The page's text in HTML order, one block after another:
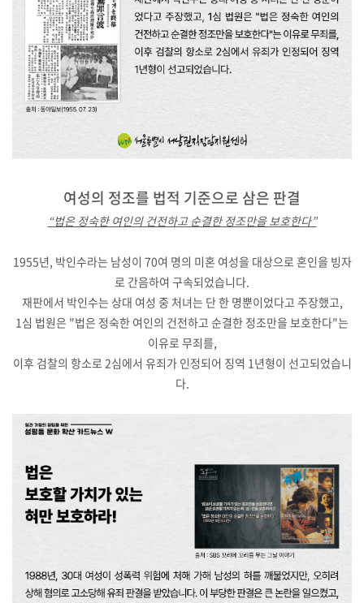
여성의 정조를 법적 기준으로 삼은 판결
“법은 정숙한 여인의 건전하고 순결한 정조만을 보호한다”
1955년, 박인수라는 남성이 70여 명의 미혼 여성을 대상으로 혼인을 빙자
로 간음하여 구속되었습니다.
재판에서 박인수는 상대 여성 중 처녀는 단 한 명뿐이었다고 주장했고,
1심 법원은 "법은 정숙한 여인의 건전하고 순결한 정조만을 보호한다"는
이유로 무죄를,
이후 검찰의 항소로 2심에서 유죄가 인정되어 징역 1년형이 선고되었습니
다.